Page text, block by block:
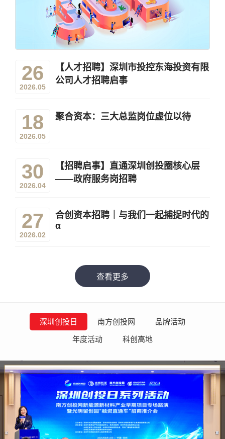
26
2026.05
【人才招聘】深圳市投控东海投资有限
公司人才招聘启事
18
2026.05
聚合资本：三大总监岗位虚位以待
30
2026.04
【招聘启事】直通深圳创投圈核心层
——政府服务岗招聘
27
2026.02
合创资本招聘｜与我们一起捕捉时代的
α
查看更多
深圳创投日 南方创投网 品牌活动
年度活动 科创高地